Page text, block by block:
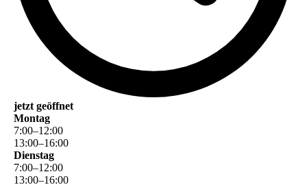
jetzt geöffnet
Montag
7:00–12:00
13:00–16:00
Dienstag
7:00–12:00
13:00–16:00